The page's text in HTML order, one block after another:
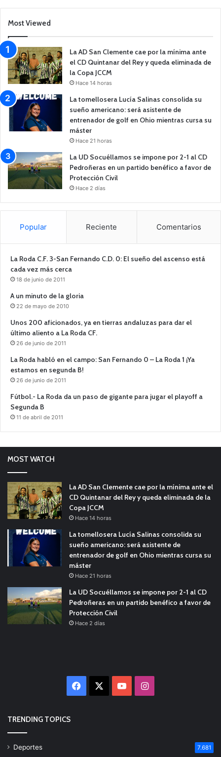
Most Viewed
La AD San Clemente cae por la mínima ante
el CD Quintanar del Rey y queda eliminada de
la Copa JCCM
Hace 14 horas
La tomellosera Lucía Salinas consolida su
sueño americano: será asistente de
entrenador de golf en Ohio mientras cursa su
máster
Hace 21 horas
La UD Socuéllamos se impone por 2-1 al CD
Pedroñeras en un partido benéfico a favor de
Protección Civil
Hace 2 días
Popular Reciente Comentarios
La Roda C.F. 3-San Fernando C.D. 0: El sueño del ascenso está
cada vez más cerca
18 de junio de 2011
A un minuto de la gloria
22 de mayo de 2010
Unos 200 aficionados, ya en tierras andaluzas para dar el
último aliento a La Roda CF.
26 de junio de 2011
La Roda habló en el campo: San Fernando 0 – La Roda 1 ¡Ya
estamos en segunda B!
26 de junio de 2011
Fútbol.- La Roda da un paso de gigante para jugar el playoff a
Segunda B
11 de abril de 2011
MOST WATCH
La AD San Clemente cae por la mínima ante el
CD Quintanar del Rey y queda eliminada de la
Copa JCCM
Hace 14 horas
La tomellosera Lucía Salinas consolida su
sueño americano: será asistente de
entrenador de golf en Ohio mientras cursa su
máster
Hace 21 horas
La UD Socuéllamos se impone por 2-1 al CD
Pedroñeras en un partido benéfico a favor de
Protección Civil
Hace 2 días
Facebook YouTubeInstagram
TRENDING TOPICS
Deportes 7.681